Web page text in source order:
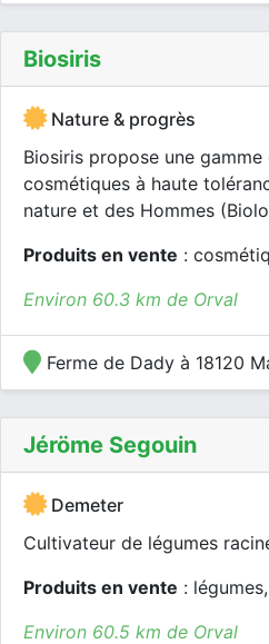
Biosiris
Nature & progrès
Biosiris propose une
cosmétiques à haute
nature et des Hommes
Produits en vente :
Environ 60.3 km de Orval
Ferme de Dady à 18120
Jéröme Segouin
Demeter
Cultivateur de légumes
Produits en vente :
Environ 60.5 km de Orval